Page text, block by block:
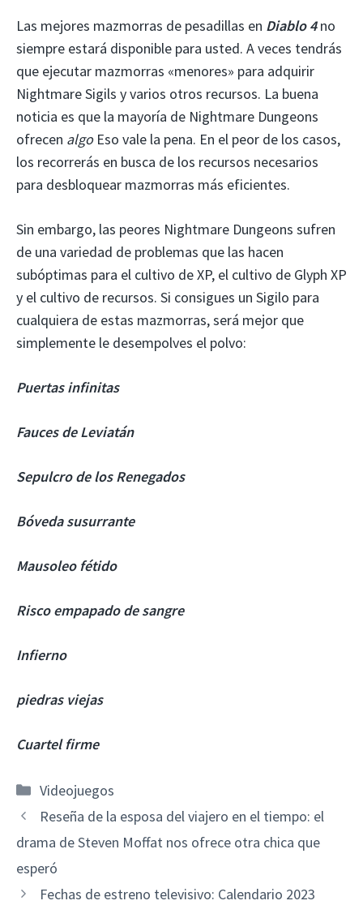
Las mejores mazmorras de pesadillas en Diablo 4no
siempre estará disponible para usted. A veces tendrás
que ejecutar mazmorras «menores» para adquirir
Nightmare Sigils y varios otros recursos. La buena
noticia es que la mayoría de Nightmare Dungeons
ofrecen algo Eso vale la pena. En el peor de los casos,
los recorrerás en busca de los recursos necesarios
para desbloquear mazmorras más eficientes.
Sin embargo, las peores Nightmare Dungeons sufren
de una variedad de problemas que las hacen
subóptimas para el cultivo de XP, el cultivo de Glyph XP
y el cultivo de recursos. Si consigues un Sigilo para
cualquiera de estas mazmorras, será mejor que
simplemente le desempolves el polvo:
Puertas infinitas
Fauces de Leviatán
Sepulcro de los Renegados
Bóveda susurrante
Mausoleo fétido
Risco empapado de sangre
Infierno
piedras viejas
Cuartel firme
Categorías
Videojuegos
Reseña de la esposa del viajero en el tiempo: el
drama de Steven Moffat nos ofrece otra chica que
esperó
Fechas de estreno televisivo: Calendario 2023